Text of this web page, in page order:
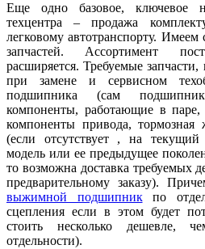
Еще одно базовое, ключевое
техцентра – продажа
легковому автотранспорту.
запчастей. Ассортимент
расширяется. Требуемые
при замене и сервисном
подшипника (сам
компоненты, работающие в
компоненты привода, тормозная
(если отсутствует , на
модель или ее предыдущее
то возможна доставка требуемых
предварительному заказу).
выжимной подшипникпо
сцепления если в этом будет
стоить несколько дешевле,
отдельности).